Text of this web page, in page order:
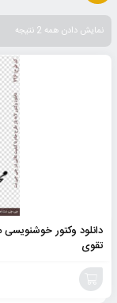
نمایش دادن همه 2 نتیجه
دانلود وکتور
تقوی